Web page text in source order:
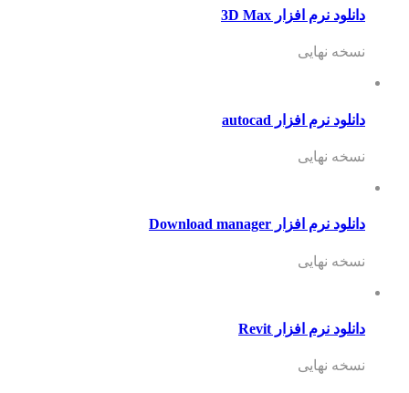
دانلود نرم افزار 3D Max
نسخه نهایی
دانلود نرم افزار autocad
نسخه نهایی
دانلود نرم افزار Download manager
نسخه نهایی
دانلود نرم افزار Revit
نسخه نهایی